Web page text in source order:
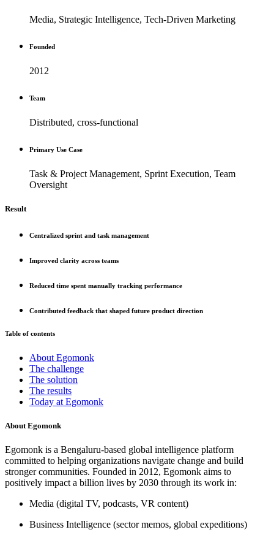
Media, Strategic Intelligence, Tech-Driven Marketing
Founded
2012
Team
Distributed, cross-functional
Primary Use Case
Task & Project Management, Sprint Execution, Team
Oversight
Result
Centralized sprint and task management
Improved clarity across teams
Reduced time spent manually tracking performance
Contributed feedback that shaped future product direction
Table of contents
About Egomonk
The challenge
The solution
The results
Today at Egomonk
About Egomonk
Egomonk is a Bengaluru-based global intelligence platform
committed to helping organizations navigate change and build
stronger communities. Founded in 2012, Egomonk aims to
positively impact a billion lives by 2030 through its work in:
Media (digital TV, podcasts, VR content)
Business Intelligence (sector memos, global expeditions)